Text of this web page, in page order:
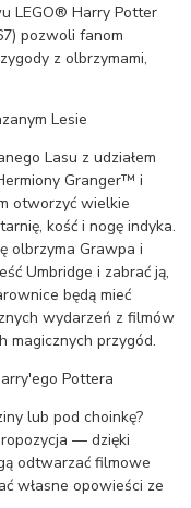
LEGO® Harry Potter
pozwoli fanom
z olbrzymami,
Lesie
Lasu z udziałem
Granger™ i
otworzyć wielkie
kość i nogę indyka.
olbrzyma Grawpa i
Umbridge i zabrać ją,
będą mieć
wydarzeń z filmów
magicznych przygód.
Pottera
lub pod choinkę?
— dzięki
odtwarzać filmowe
własne opowieści ze